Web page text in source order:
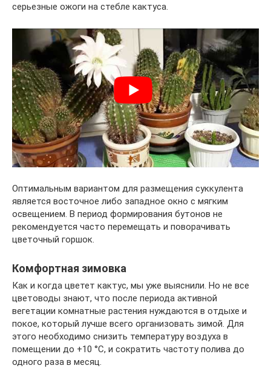
серьезные ожоги на стебле кактуса.
Оптимальным вариантом для размещения суккулента
является восточное либо западное окно с мягким
освещением. В период формирования бутонов не
рекомендуется часто перемещать и поворачивать
цветочный горшок.
Комфортная зимовка
Как и когда цветет кактус, мы уже выяснили. Но не все
цветоводы знают, что после периода активной
вегетации комнатные растения нуждаются в отдыхе и
покое, который лучше всего организовать зимой. Для
этого необходимо снизить температуру воздуха в
помещении до +10 °C, и сократить частоту полива до
одного раза в месяц.